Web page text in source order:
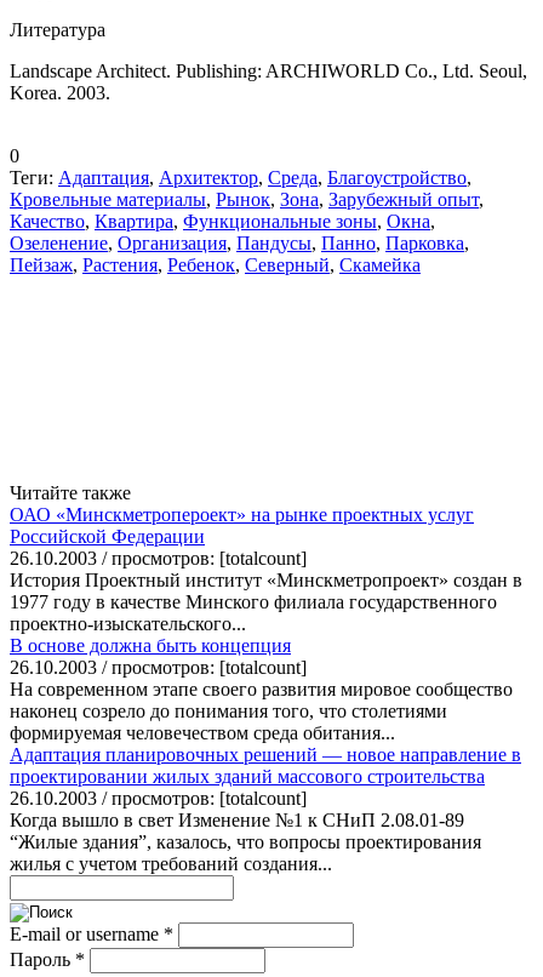
Литература
Landscape Architect. Publishing: ARCHIWORLD Co., Ltd. Seoul,
Korea. 2003.
0
Теги: Адаптация, Архитектор, Среда, Благоустройство,
Кровельные материалы, Рынок, Зона, Зарубежный опыт,
Качество, Квартира, Функциональные зоны, Окна,
Озеленение, Организация, Пандусы, Панно, Парковка,
Пейзаж, Растения, Ребенок, Северный, Скамейка
Читайте также
ОАО «Минскметропероект» на рынке проектных услуг
Российской Федерации
26.10.2003 / просмотров: [totalcount]
История Проектный институт «Минскметропроект» создан в
1977 году в качестве Минского филиала государственного
проектно-изыскательского...
В основе должна быть концепция
26.10.2003 / просмотров: [totalcount]
На современном этапе своего развития мировое сообщество
наконец созрело до понимания того, что столетиями
формируемая человечеством среда обитания...
Адаптация планировочных решений — новое направление в
проектировании жилых зданий массового строительства
26.10.2003 / просмотров: [totalcount]
Когда вышло в свет Изменение №1 к СНиП 2.08.01-89
“Жилые здания”, казалось, что вопросы проектирования
жилья с учетом требований создания...
E-mail or username *
Пароль *